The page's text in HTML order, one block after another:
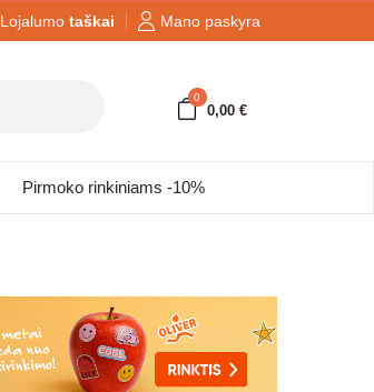
Mano paskyra
Lojalumo taškai
0
0,00 €
Pirmoko rinkiniams -10%